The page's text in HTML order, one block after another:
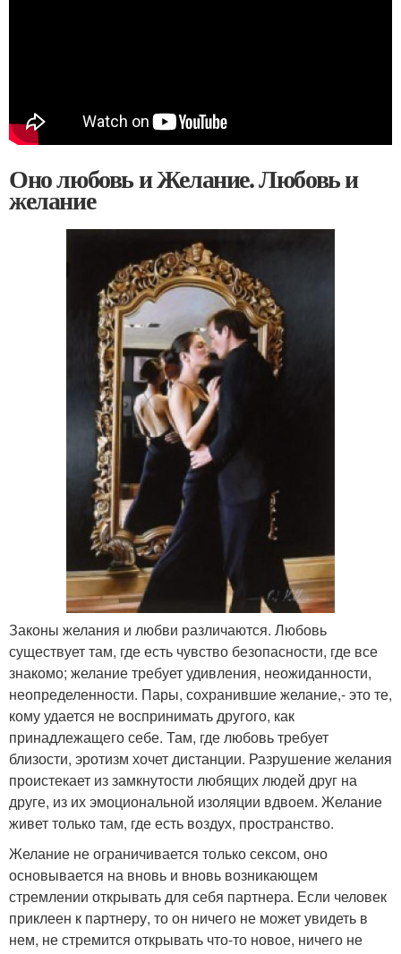
Оно любовь и Желание. Любовь и
желание
Законы желания и любви различаются. Любовь
существует там, где есть чувство безопасности, где все
знакомо; желание требует удивления, неожиданности,
неопределенности. Пары, сохранившие желание,- это те,
кому удается не воспринимать другого, как
принадлежащего себе. Там, где любовь требует
близости, эротизм хочет дистанции. Разрушение желания
проистекает из замкнутости любящих людей друг на
друге, из их эмоциональной изоляции вдвоем. Желание
живет только там, где есть воздух, пространство.
Желание не ограничивается только сексом, оно
основывается на вновь и вновь возникающем
стремлении открывать для себя партнера. Если человек
приклеен к партнеру, то он ничего не может увидеть в
нем, не стремится открывать что-то новое, ничего не